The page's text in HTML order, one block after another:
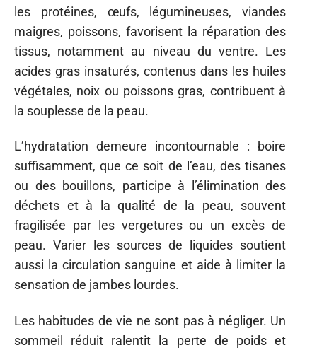
les protéines, œufs, légumineuses, viandes
maigres, poissons, favorisent la réparation des
tissus, notamment au niveau du ventre. Les
acides gras insaturés, contenus dans les huiles
végétales, noix ou poissons gras, contribuent à
la souplesse de la peau.
L’hydratation demeure incontournable : boire
suffisamment, que ce soit de l’eau, des tisanes
ou des bouillons, participe à l’élimination des
déchets et à la qualité de la peau, souvent
fragilisée par les vergetures ou un excès de
peau. Varier les sources de liquides soutient
aussi la circulation sanguine et aide à limiter la
sensation de jambes lourdes.
Les habitudes de vie ne sont pas à négliger. Un
sommeil réduit ralentit la perte de poids et